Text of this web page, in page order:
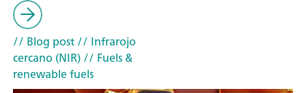
// Blog post// Infrarojo
cercano (NIR)// Fuels &
renewable fuels